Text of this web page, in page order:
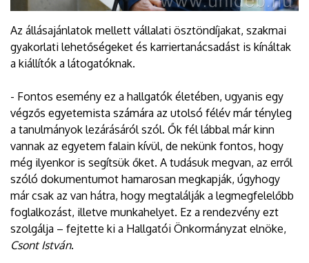
Az állásajánlatok mellett vállalati ösztöndíjakat, szakmai
gyakorlati lehetőségeket és karriertanácsadást is kínáltak
a kiállítók a látogatóknak.
- Fontos esemény ez a hallgatók életében, ugyanis egy
végzős egyetemista számára az utolsó félév már tényleg
a tanulmányok lezárásáról szól. Ők fél lábbal már kinn
vannak az egyetem falain kívül, de nekünk fontos, hogy
még ilyenkor is segítsük őket. A tudásuk megvan, az erről
szóló dokumentumot hamarosan megkapják, úgyhogy
már csak az van hátra, hogy megtalálják a legmegfelelőbb
foglalkozást, illetve munkahelyet. Ez a rendezvény ezt
szolgálja – fejtette ki a Hallgatói Önkormányzat elnöke,
Csont István.